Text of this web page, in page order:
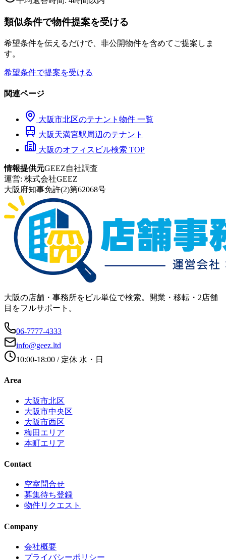
類似条件で物件提案を受ける
希望条件を伝えるだけで、非公開物件を含めてご提案しま
す。
希望条件で提案を受ける
関連ページ
大阪市北区のテナント物件 一覧
大阪天満宮駅周辺のテナント
大阪のオフィスビル検索 TOP
情報提供元GEEZ自社調査
運営: 株式会社GEEZ
大阪府知事免許(2)第62068号
大阪の店舗・事務所をビル単位で検索。開業・移転・2店舗
目をフルサポート。
06-7777-4333
info@geez.ltd
10:00-18:00 / 定休 水・日
Area
大阪市北区
大阪市中央区
大阪市西区
梅田エリア
本町エリア
Contact
空室問合せ
募集待ち登録
物件リクエスト
Company
会社概要
プライバシーポリシー